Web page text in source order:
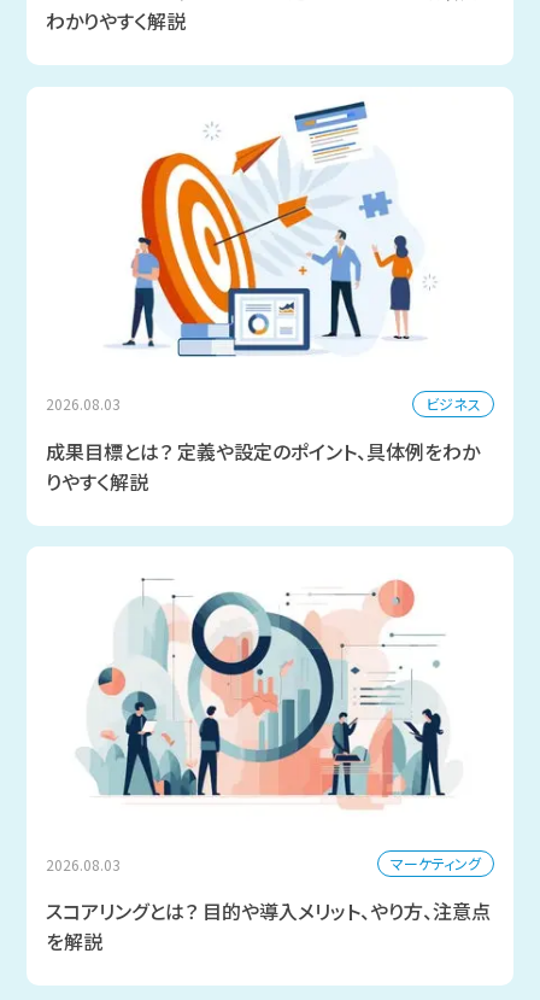
わかりやすく解説
2026.08.03 ビジネス
成果目標とは？ 定義や設定のポイント、具体例をわか
りやすく解説
2026.08.03 マーケティング
スコアリングとは？ 目的や導入メリット、やり方、注意点
を解説